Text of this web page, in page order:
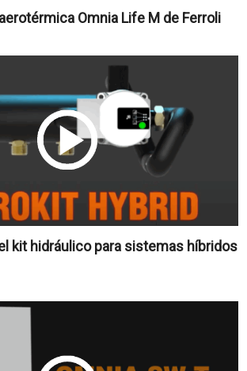
Omnia Life M de Ferroli
kit hidráulico para sistemas híbridos